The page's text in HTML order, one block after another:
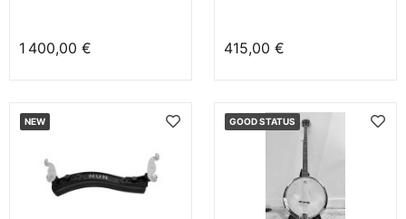
1 400,00 € 415,00 €
NEW GOOD STATUS